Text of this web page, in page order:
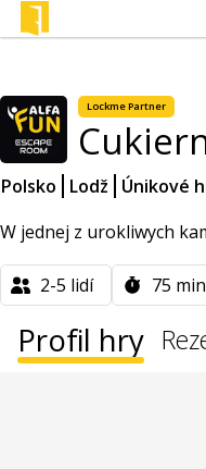
LockmePartner
Polsko Lodž Únikové
W jednej z urokliwych
2-5 lidí 75
Profil hry